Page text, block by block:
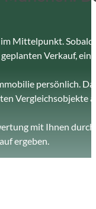
Mittelpunkt.
Verkauf,
persönlich.
Vergleichsobjekte
mit Ihnen
ergeben.